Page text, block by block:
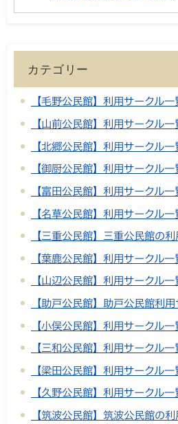
カテゴリー
【毛野公民館】利用サークル一
【山前公民館】利用サークル一
【北郷公民館】利用サークル一
【御厨公民館】利用サークル一
【富田公民館】利用サークル一
【名草公民館】利用サークル一
【三重公民館】三重公民館の
【葉鹿公民館】利用サークル一
【山辺公民館】利用サークル一
【助戸公民館】助戸公民館利
【小俣公民館】利用サークル一
【三和公民館】利用サークル一
【梁田公民館】利用サークル一
【久野公民館】利用サークル一
【筑波公民館】筑波公民館の